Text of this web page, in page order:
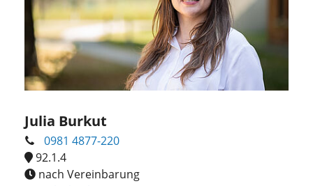
Julia Burkut
0981 4877-220
92.1.4
nach Vereinbarung